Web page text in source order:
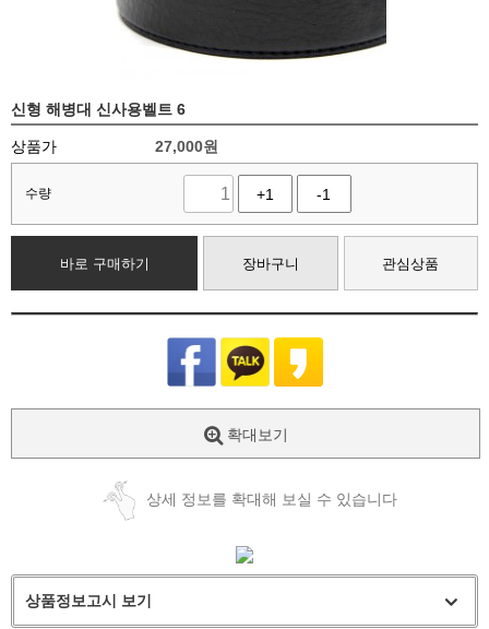
신형 해병대 신사용벨트 6
상품가 27,000원
수량 +1 -1
바로 구매하기 장바구니 관심상품
확대보기
상세 정보를 확대해 보실 수 있습니다
상품정보고시 보기